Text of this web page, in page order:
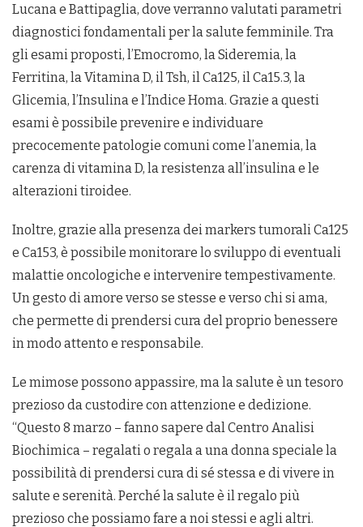
Lucana e Battipaglia, dove verranno valutati parametri
diagnostici fondamentali per la salute femminile. Tra
gli esami proposti, l’Emocromo, la Sideremia, la
Ferritina, la Vitamina D, il Tsh, il Ca125, il Ca15.3, la
Glicemia, l’Insulina e l’Indice Homa. Grazie a questi
esami è possibile prevenire e individuare
precocemente patologie comuni come l’anemia, la
carenza di vitamina D, la resistenza all’insulina e le
alterazioni tiroidee.
Inoltre, grazie alla presenza dei markers tumorali Ca125
e Ca153, è possibile monitorare lo sviluppo di eventuali
malattie oncologiche e intervenire tempestivamente.
Un gesto di amore verso se stesse e verso chi si ama,
che permette di prendersi cura del proprio benessere
in modo attento e responsabile.
Le mimose possono appassire, ma la salute è un tesoro
prezioso da custodire con attenzione e dedizione.
“Questo 8 marzo – fanno sapere dal Centro Analisi
Biochimica – regalati o regala a una donna speciale la
possibilità di prendersi cura di sé stessa e di vivere in
salute e serenità. Perché la salute è il regalo più
prezioso che possiamo fare a noi stessi e agli altri.